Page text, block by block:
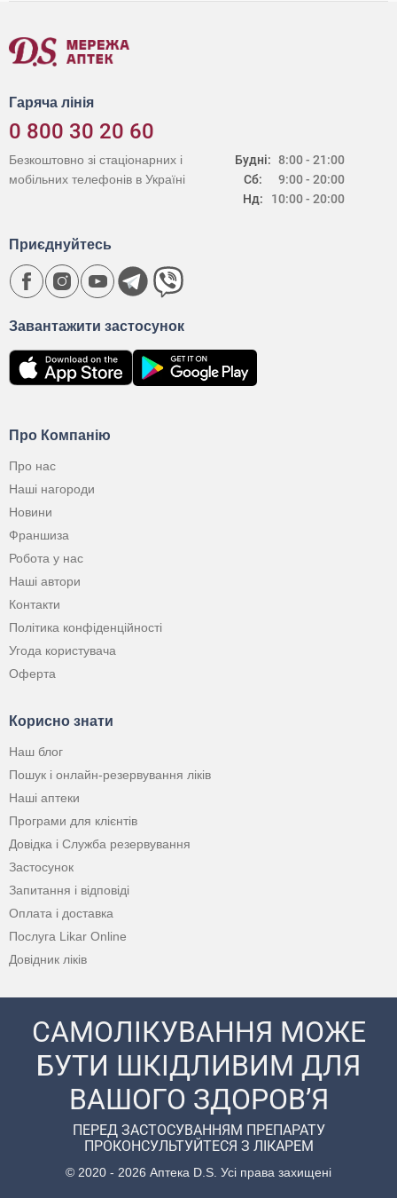
Гаряча лінія
0 800 30 20 60
Будні:
Сб:
Нд:
8:00 - 21:00
9:00 - 20:00
10:00 - 20:00
Безкоштовно зі стаціонарних і
мобільних телефонів в Україні
Про Компанію
Про нас
Наші нагороди
Новини
Франшиза
Робота у нас
Наші автори
Контакти
Політика конфіденційності
Угода користувача
Оферта
Корисно знати
Наш блог
Пошук і онлайн-резервування ліків
Наші аптеки
Програми для клієнтів
Довідка і Служба резервування
Застосунок
Запитання і відповіді
Оплата і доставка
Послуга Likar Online
Довідник ліків
Завантажити застосунок
Приєднуйтесь
САМОЛІКУВАННЯ МОЖЕ
БУТИ ШКІДЛИВИМ ДЛЯ
ВАШОГО ЗДОРОВ’Я
ПЕРЕД ЗАСТОСУВАННЯМ ПРЕПАРАТУ
ПРОКОНСУЛЬТУЙТЕСЯ З ЛІКАРЕМ
© 2020 - 2026 Аптека D.S. Усі права захищені